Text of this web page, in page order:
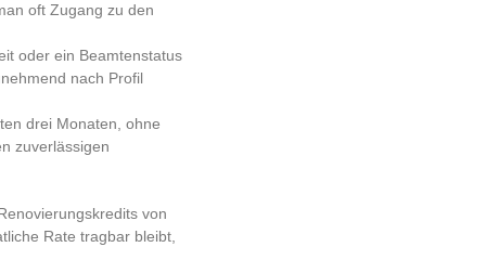
oft Zugang zu den
oder ein Beamtenstatus
nach Profil
drei Monaten, ohne
zuverlässigen
von
Rate tragbar bleibt,